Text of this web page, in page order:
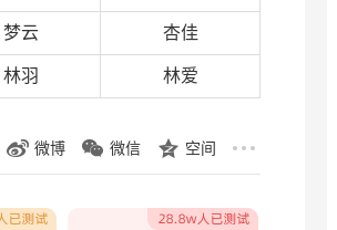
梦云 杏佳
林羽 林爱
微博 微信 空间